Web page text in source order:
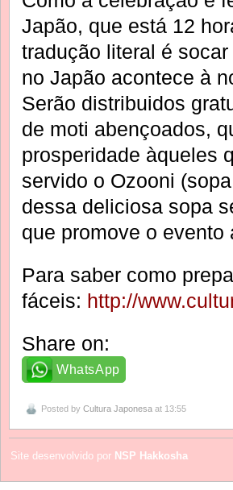
Japão, que está 12
tradução literal é
no Japão acontece à
Serão distribuidos
de moti abençoados,
prosperidade àqueles
servido o Ozooni
dessa deliciosa sopa
que promove o evento
Para saber como
fáceis: http://
Share on:
WhatsApp
Posted by Cultura Japonesa at 13:55
Site desenvolvido por NSP Hakkosha